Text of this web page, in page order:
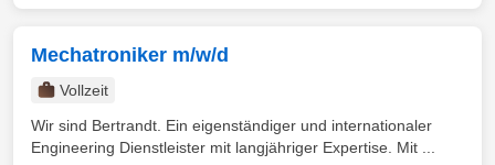
Mechatroniker m/w/d
Vollzeit
Wir sind Bertrandt. Ein eigenständiger und internationaler
Engineering Dienstleister mit langjähriger Expertise. Mit ...